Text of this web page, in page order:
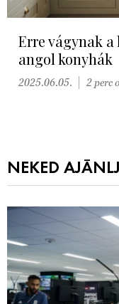
Erre vágynak
angol konyhák
2025.06.05. 2 perc
NEKED